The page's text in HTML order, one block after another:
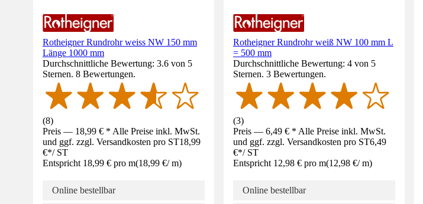
Rotheigner Rundrohr weiss NW 150 mm
Länge 1000 mm
Durchschnittliche Bewertung: 3.6 von 5
Sternen. 8 Bewertungen.
(8)
Preis — 18,99 € * Alle Preise inkl. MwSt.
und ggf. zzgl. Versandkosten pro ST18,99
€*/ ST
Entspricht 18,99 € pro m(18,99 €/ m)
Online bestellbar
Rotheigner Rundrohr weiß NW 100 mm L
= 500 mm
Durchschnittliche Bewertung: 4 von 5
Sternen. 3 Bewertungen.
(3)
Preis — 6,49 € * Alle Preise inkl. MwSt.
und ggf. zzgl. Versandkosten pro ST6,49
€*/ ST
Entspricht 12,98 € pro m(12,98 €/ m)
Online bestellbar